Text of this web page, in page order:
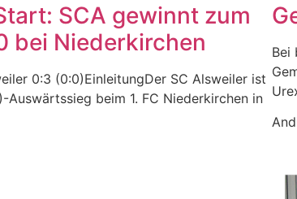
SCA gewinnt zum
bei Niederkirchen
0:3 (0:0)EinleitungDer SC Alsweiler ist
beim 1. FC Niederkirchen in
Bei